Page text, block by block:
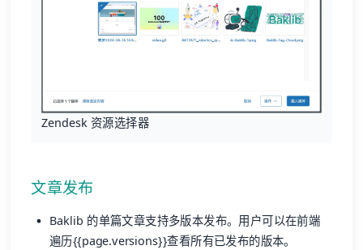
Zendesk 资源选择器
文章发布
Baklib 的单篇文章支持多版本发布。用户可以在前端
遍历{{page.versions}}查看所有已发布的版本。